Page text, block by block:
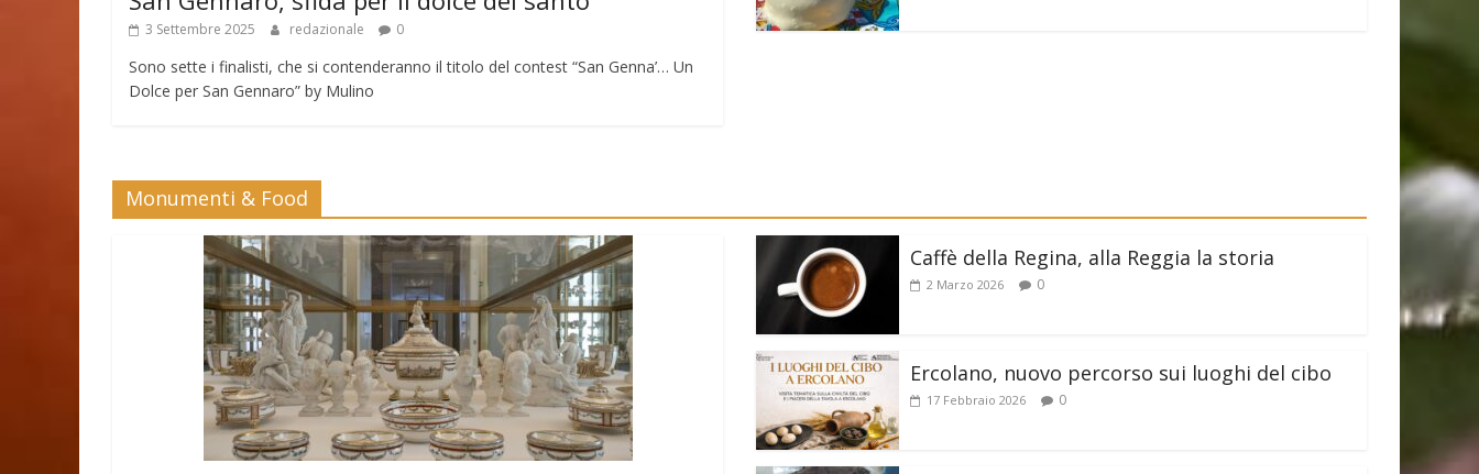
3 Settembre 2025 redazionale 0
Sono sette i finalisti, che si contenderanno il titolo del contest “San Genna’… Un
Dolce per San Gennaro” by Mulino
Monumenti & Food
Caffè della Regina, alla Reggia la storia
2 Marzo 2026 0
Ercolano, nuovo percorso sui luoghi del cibo
17 Febbraio 2026 0